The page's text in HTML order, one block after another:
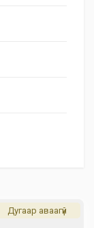
Дугаар аваагүй